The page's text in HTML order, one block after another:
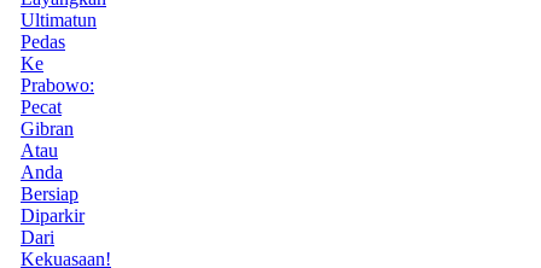
Ultimatun
Pedas
Ke
Prabowo:
Pecat
Gibran
Atau
Anda
Bersiap
Diparkir
Dari
Kekuasaan!